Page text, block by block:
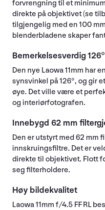
forvrengning til et
direkte på objektivet (se
tilgjengelig med en 100
blenderbladene skaper
Bemerkelsesverdig
Den nye Laowa 11mm har
synsvinkel på 126°, og gir
øye. Det ville være et
og interiørfotografen.
Innebygd 62 mm
Den er utstyrt med 62 mm
innskruingsfiltre. Det er
direkte til objektivet. Flott
seg filterholdere.
Høy bildekvalitet
Laowa 11mm f/4.5 FF RL